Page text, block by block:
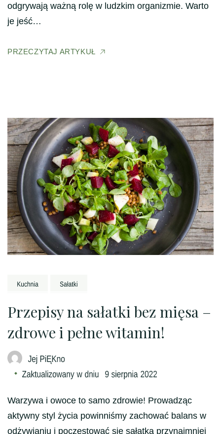
odgrywają ważną rolę w ludzkim organizmie. Warto
je jeść…
PRZECZYTAJ ARTYKUŁ
Przepisy na sałatki bez mięsa –
zdrowe i pełne witamin!
Warzywa i owoce to samo zdrowie! Prowadząc
aktywny styl życia powinniśmy zachować balans w
odżywianiu i poczęstować się sałatką przynajmniej